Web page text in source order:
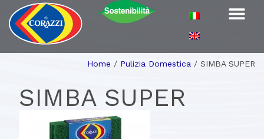
Home / Pulizia Domestica / SIMBA SUPER
SIMBA SUPER